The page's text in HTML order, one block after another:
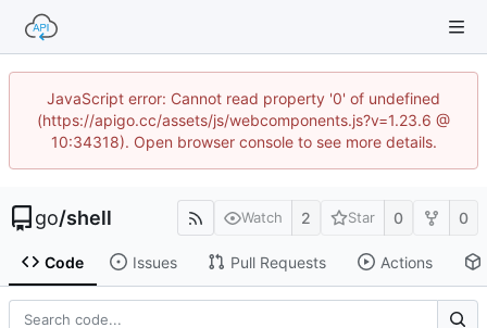
JavaScript error: Cannot read property '0' of undefined
(https://apigo.cc/assets/js/webcomponents.js?v=1.23.6 @
10:34318). Open browser console to see more details.
go/shell Watch 2 Star 0 0
Code Issues Pull Requests Actions